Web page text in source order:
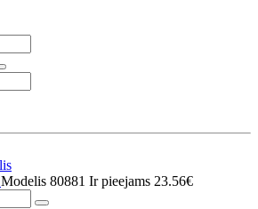
Modelis 80881 Ir pieejams 23.56€